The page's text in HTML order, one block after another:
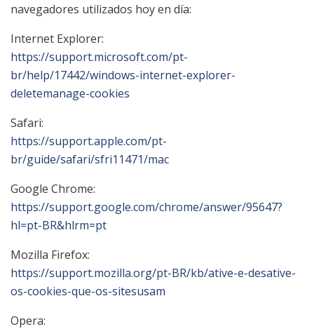
navegadores utilizados hoy en día:
Internet Explorer:
https://support.microsoft.com/pt-
br/help/17442/windows-internet-explorer-
deletemanage-cookies
Safari:
https://support.apple.com/pt-
br/guide/safari/sfri11471/mac
Google Chrome:
https://support.google.com/chrome/answer/95647?
hl=pt-BR&hlrm=pt
Mozilla Firefox:
https://support.mozilla.org/pt-BR/kb/ative-e-desative-
os-cookies-que-os-sitesusam
Opera: